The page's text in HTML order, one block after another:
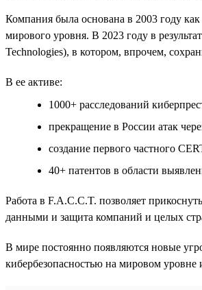
Компания была основана в 2003 году как
мирового уровня. В 2023 году в
Technologies), в котором, впрочем,
В ее активе:
1000+ расследований
прекращение в России атак
создание первого частного
40+ патентов в области
Работа в F.A.C.C.T. позволяет
данными и защита компаний и целых
В мире постоянно появляются новые
кибербезопасностью на мировом уровне